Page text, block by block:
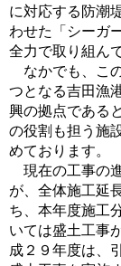
に対応する防潮
わせた「シーガ
全力で取り組ん
なかでも、こ
つとなる吉田漁
興の拠点である
の役割も担う施
めております。
現在の工事の
が、全体施工延
ち、本年度施工
いては盛土工事
成２９年度は、